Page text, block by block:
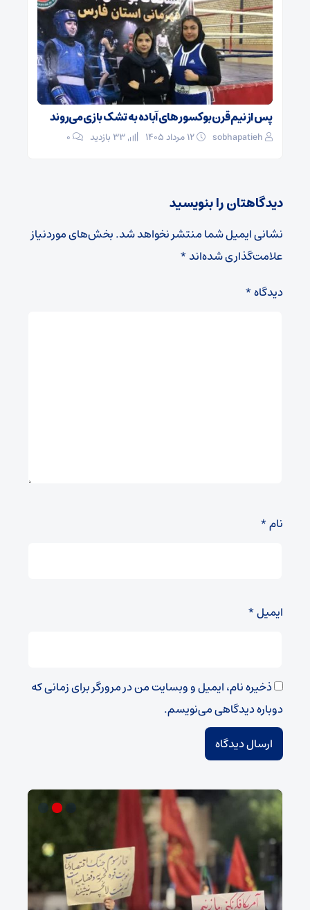
پس از نیم قرن بوکسور های آباده به تشک بازی می‌روند
sobhapatieh ۰
دیدگاهتان را بنویسید
نشانی ایمیل شما منتشر نخواهد شد.بخش‌های موردنیاز
علامت‌گذاری شده‌اند*
دیدگاه*
نام*
ایمیل*
ذخیره نام، ایمیل و وبسایت من در مرورگر برای زمانی که
دوباره دیدگاهی می‌نویسم.